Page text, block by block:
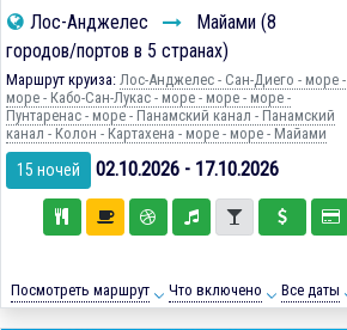
Лос-Анджелес
Майами (8
городов/портов в 5 странах)
Маршрут круиза: Лос-Анджелес - Сан-Диего - море -
море - Кабо-Сан-Лукас - море - море - море -
Пунтаренас - море - Панамский канал - Панамский
канал - Колон - Картахена - море - море - Майами
15 ночей 02.10.2026 - 17.10.2026
Посмотреть маршрут Что включено Все даты